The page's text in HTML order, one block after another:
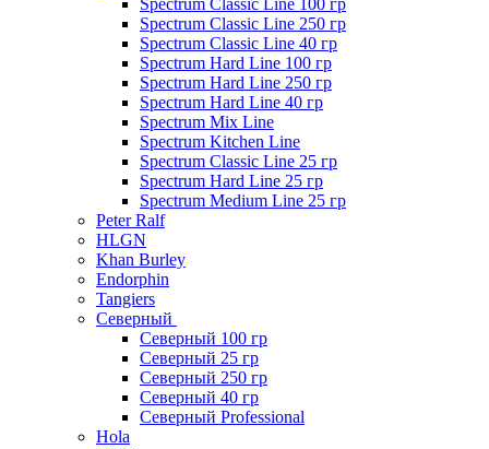
Spectrum Classic Line 250 гр
Spectrum Classic Line 40 гр
Spectrum Hard Line 100 гр
Spectrum Hard Line 250 гр
Spectrum Hard Line 40 гр
Spectrum Mix Line
Spectrum Kitchen Line
Spectrum Classic Line 25 гр
Spectrum Hard Line 25 гр
Spectrum Medium Line 25 гр
Peter Ralf
HLGN
Khan Burley
Endorphin
Tangiers
Северный
Северный 100 гр
Северный 25 гр
Северный 250 гр
Северный 40 гр
Северный Professional
Hola